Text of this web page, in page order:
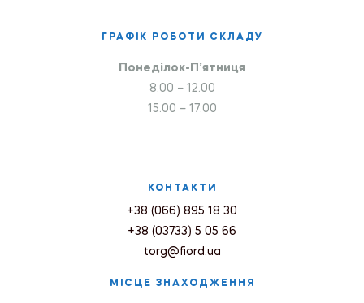
ГРАФІК РОБОТИ СКЛАДУ
Понеділок-П’ятниця
8.00 – 12.00
15.00 – 17.00
КОНТАКТИ
+38 (066) 895 18 30
+38 (03733) 5 05 66
torg@fiord.ua
МІСЦЕ ЗНАХОДЖЕННЯ